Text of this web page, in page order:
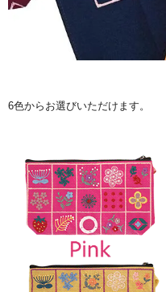
6色からお選びいただけます。